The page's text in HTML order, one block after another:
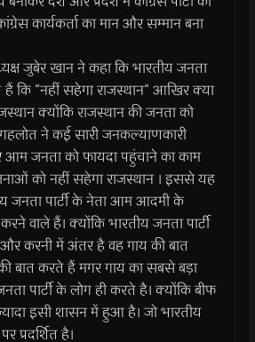
कार्यकर्ता का मान और सम्मान बना
जुबेर खान ने कहा कि भारतीय जनता
हैं कि “नहीं सहेगा राजस्थान“ आखिर क्या
क्योंकि राजस्थान की जनता को
गहलोत ने कई सारी जनकल्याणकारी
जनता को फायदा पहुंचाने का काम
को नहीं सहेगा राजस्थान । इससे यह
जनता पार्टी के नेता आम आदमी के
वाले हैं। क्योंकि भारतीय जनता पार्टी
करनी में अंतर है वह गाय की बात
बात करते हैं मगर गाय का सबसे बड़ा
पार्टी के लोग ही करते है। क्योंकि बीफ
इसी शासन में हुआ है। जो भारतीय
प्रदर्शित है।